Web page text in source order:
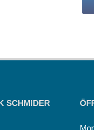
SCHMIDER